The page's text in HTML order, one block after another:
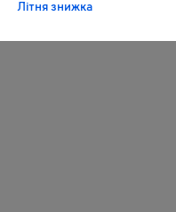
Літня знижка